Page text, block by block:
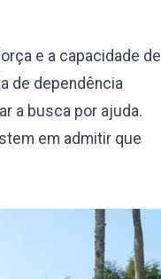
e a capacidade de
de dependência
a busca por ajuda.
em admitir que